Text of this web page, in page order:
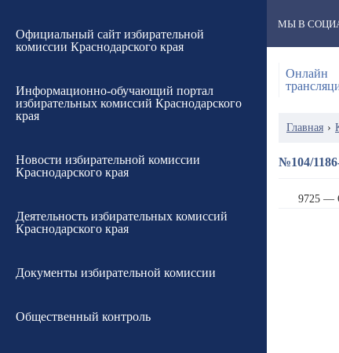
Официальный сайт избирательной
комиссии Краснодарского края
Информационно-обучающий портал
избирательных комиссий Краснодарского
края
Новости избирательной комиссии
Краснодарского края
Деятельность избирательных комиссий
Краснодарского края
Документы избирательной комиссии
Общественный контроль
МЫ В
Онлайн
Главная ›
№104/
9725 —